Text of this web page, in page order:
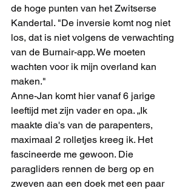
de hoge punten van het Zwitserse
Kandertal. "De inversie komt nog niet
los, dat is niet volgens de verwachting
van de Burnair-app. We moeten
wachten voor ik mijn overland kan
maken."
Anne-Jan komt hier vanaf 6 jarige
leeftijd met zijn vader en opa. „Ik
maakte dia's van de parapenters,
maximaal 2 rolletjes kreeg ik. Het
fascineerde me gewoon. Die
paragliders rennen de berg op en
zweven aan een doek met een paar